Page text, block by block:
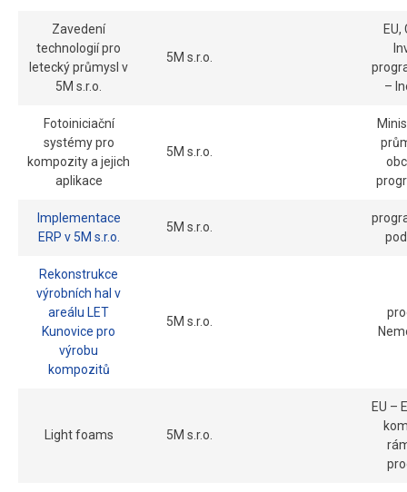
Zavedení
technologií pro
letecký průmysl v
5M s.r.o.
5M s.r.o.
–
Fotoiniciační
systémy pro
kompozity a jejich
aplikace
5M s.r.o.
Implementace
ERP v 5M s.r.o.
5M s.r.o.
Rekonstrukce
výrobních hal v
areálu LET
Kunovice pro
výrobu
kompozitů
5M s.r.o.
Light foams 5M s.r.o.
EU –